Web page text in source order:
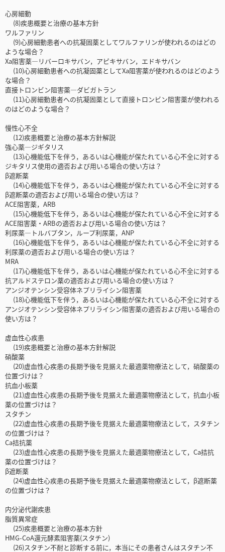
心房細動
(8)疾患概要と治療の基本方針
ワルファリン
(9)心房細動患者への抗凝固薬としてワルファリンが使われるのはどの
ような場合？
Xa阻害薬―リバーロキサバン，アピキサバン，エドキサバン
(10)心房細動患者への抗凝固薬としてXa阻害薬が使われるのはどのよう
な場合？
直接トロンビン阻害薬―ダビガトラン
(11)心房細動患者への抗凝固薬として直接トロンビン阻害薬が使われる
のはどのような場合？
慢性心不全
(12)疾患概要と治療の基本方針解説
強心薬―ジギタリス
(13)心機能低下を伴う，あるいは心機能が保たれている心不全に対する
ジキタリス使用の適否および用いる場合の使い方は？
β遮断薬
(14)心機能低下を伴う，あるいは心機能が保たれている心不全に対する
β遮断薬の適否および用いる場合の使い方は？
ACE阻害薬，ARB
(15)心機能低下を伴う，あるいは心機能が保たれている心不全に対する
ACE阻害薬・ARBの適否および用いる場合の使い方は？
利尿薬―トルバプタン，ループ利尿薬，ANP
(16)心機能低下を伴う，あるいは心機能が保たれている心不全に対する
利尿薬の適否および用いる場合の使い方は？
MRA
(17)心機能低下を伴う，あるいは心機能が保たれている心不全に対する
抗アルドステロン薬の適否および用いる場合の使い方は？
アンジオテンシン受容体ネプリライシン阻害薬
(18)心機能低下を伴う，あるいは心機能が保たれている心不全に対する
アンジオテンシン受容体ネプリライシン阻害薬の適否および用いる場合の
使い方は？
虚血性心疾患
(19)疾患概要と治療の基本方針解説
硝酸薬
(20)虚血性心疾患の長期予後を見据えた最適薬物療法として，硝酸薬の
位置づけは？
抗血小板薬
(21)虚血性心疾患の長期予後を見据えた最適薬物療法として，抗血小板
薬の位置づけは？
スタチン
(22)虚血性心疾患の長期予後を見据えた最適薬物療法として，スタチン
の位置づけは？
Ca拮抗薬
(23)虚血性心疾患の長期予後を見据えた最適薬物療法として，Ca拮抗
薬の位置づけは？
β遮断薬
(24)虚血性心疾患の長期予後を見据えた最適薬物療法として，β遮断薬
の位置づけは？
内分泌代謝疾患
脂質異常症
(25)疾患概要と治療の基本方針
HMG-CoA還元酵素阻害薬(スタチン)
(26)スタチン不耐と診断する前に，本当にその患者さんはスタチン不